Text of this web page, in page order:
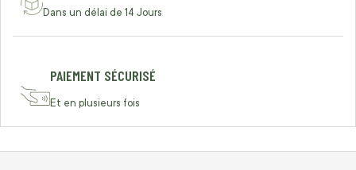
Dans un délai de 14 Jours
PAIEMENT SÉCURISÉ
Et en plusieurs fois